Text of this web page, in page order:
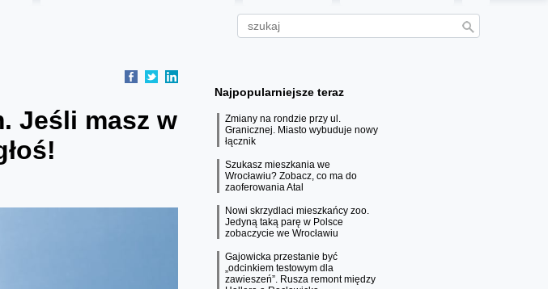
Jeśli masz w
Najpopularniejsze teraz
Zmiany na rondzie przy ul.
Granicznej. Miasto wybuduje nowy
łącznik
Szukasz mieszkania we
Wrocławiu? Zobacz, co ma do
zaoferowania Atal
Nowi skrzydlaci mieszkańcy zoo.
Jedyną taką parę w Polsce
zobaczycie we Wrocławiu
Gajowicka przestanie być
„odcinkiem testowym dla
zawieszeń”. Rusza remont między